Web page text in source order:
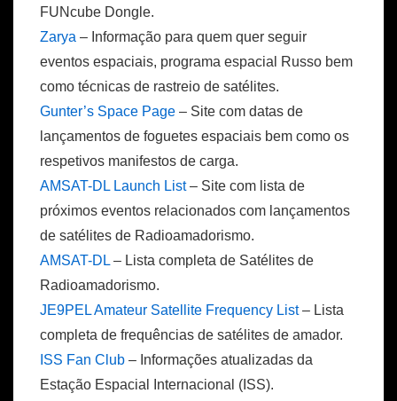
FUNcube Dongle.
Zarya – Informação para quem quer seguir
eventos espaciais, programa espacial Russo bem
como técnicas de rastreio de satélites.
Gunter’s Space Page – Site com datas de
lançamentos de foguetes espaciais bem como os
respetivos manifestos de carga.
AMSAT-DL Launch List– Site com lista de
próximos eventos relacionados com lançamentos
de satélites de Radioamadorismo.
AMSAT-DL – Lista completa de Satélites de
Radioamadorismo.
JE9PEL Amateur Satellite Frequency List– Lista
completa de frequências de satélites de amador.
ISS Fan Club – Informações atualizadas da
Estação Espacial Internacional (ISS).